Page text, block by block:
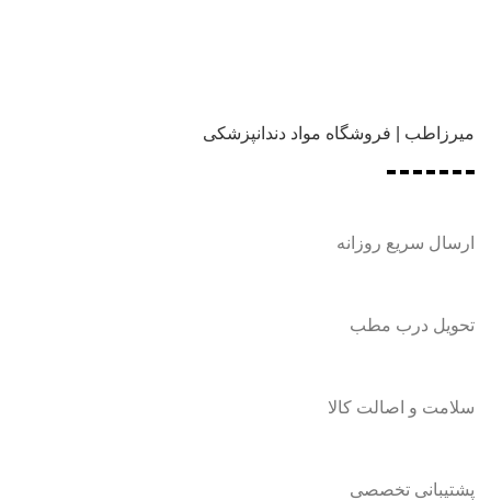
میرزاطب | فروشگاه مواد دندانپزشکی
ارسال سریع روزانه
تحویل درب مطب
سلامت و اصالت کالا
پشتیبانی تخصصی